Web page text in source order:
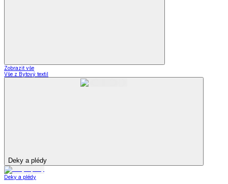
Zobrazit vše
Vše z Bytový textil
Deky a plédy
Deky a plédy